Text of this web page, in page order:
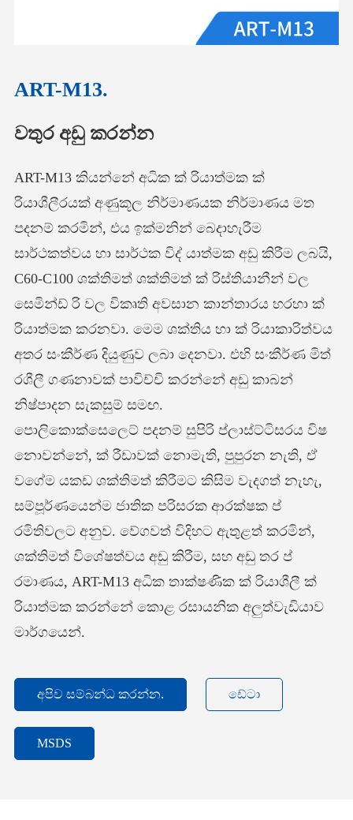
ART-M13.
වතුර අඩු කරන්න
ART-M13 කියන්නේ අධික ක් රියාත්මක ක්
රියාශීලීරයක් අණුකූල නිර්මාණයක නිර්මාණය මත
පදනම් කරමින්, එය ඉක්මනින් බෙදාහැරීම
සාර්ථකත්වය හා සාර්ථක විද් යාත්මක අඩු කිරීම ලබයි,
C60-C100 ශක්තිමත් ශක්තිමත් ක් රිස්තියානීන් වල
සෙමින්ඩ් රි වල විකෘති අවසාන කාන්තාරය හරහා ක්
රියාත්මක කරනවා. මෙම ශක්තිය හා ක් රියාකාරිත්වය
අතර සංකීර්ණ දියුණුව ලබා දෙනවා. එහි සංකීර්ණ මිත්
රශීලී ගණනාවක් පාවිච්චි කරන්නේ අඩු කාබන්
නිෂ්පාදන සැකසුම් සමඟ.
පොලිකොක්සෙලෙට් පදනම් සුපිරි ප්ලාස්ට්ටිසරය විෂ
නොවන්නේ, ක් රීඩාවක් නොමැති, පුපුරන නැති, ඒ
වගේම යකඩ ශක්තිමත් කිරීමට කිසිම වැදගත් නැහැ,
සම්පූර්ණයෙන්ම ජාතික පරිසරක ආරක්ෂක ප්
රමිතිවලට අනුව. වේගවත් විදිහට ඇතුළත් කරමින්,
ශක්තිමත් විශේෂත්වය අඩු කිරීම, සහ අඩු තර ප්
රමාණය, ART-M13 අධික තාක්ෂණික ක් රියාශීලී ක්
රියාත්මක කරන්නේ කොළ රසායනික අලුත්වැඩියාව
මාර්ගයෙන්.
අපිව සම්බන්ධ කරන්න. ඩේටා
MSDS